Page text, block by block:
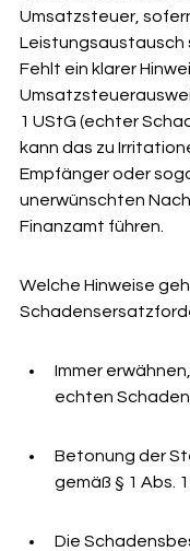
Umsatzsteuer,
Fehlt ein klarer
1 UStG (echter
kann das zu
Empfänger oder
unerwünschten
Finanzamt führen.
Welche Hinweise
Immer
echten
Betonung der
gemäß § 1 Abs.
Die